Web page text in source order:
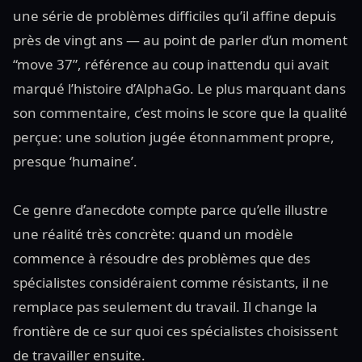
une série de problèmes difficiles qu’il affine depuis
près de vingt ans — au point de parler d’un moment
“move 37”, référence au coup inattendu qui avait
marqué l’histoire d’AlphaGo. Le plus marquant dans
son commentaire, c’est moins le score que la qualité
perçue: une solution jugée étonnamment propre,
presque ‘humaine’.
Ce genre d’anecdote compte parce qu’elle illustre
une réalité très concrète: quand un modèle
commence à résoudre des problèmes que des
spécialistes considéraient comme résistants, il ne
remplace pas seulement du travail. Il change la
frontière de ce sur quoi ces spécialistes choisissent
de travailler ensuite.